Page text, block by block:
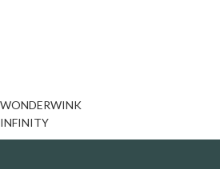
WONDERWINK
INFINITY